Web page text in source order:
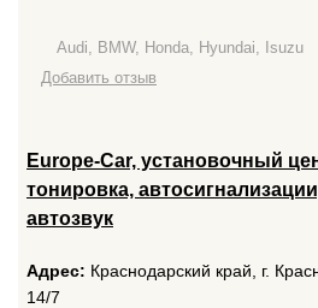
Audi, BMW, Honda, Hyundai, Isuzu
Добавить отзыв
Europe-Car, установочный
тонировка,
автозвук
Адрес: Краснодарский край, г.
14/7